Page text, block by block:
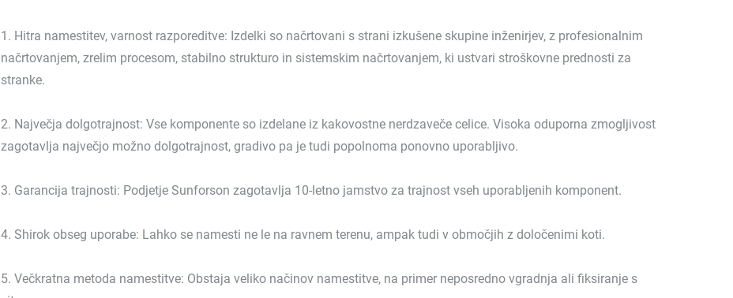
1. Hitra namestitev, varnost razporeditve: Izdelki so načrtovani s strani izkušene skupine inženirjev, z profesionalnim
načrtovanjem, zrelim procesom, stabilno strukturo in sistemskim načrtovanjem, ki ustvari stroškovne prednosti za
stranke.
2. Največja dolgotrajnost: Vse komponente so izdelane iz kakovostne nerdzaveče celice. Visoka oduporna zmogljivost
zagotavlja največjo možno dolgotrajnost, gradivo pa je tudi popolnoma ponovno uporabljivo.
3. Garancija trajnosti: Podjetje Sunforson zagotavlja 10-letno jamstvo za trajnost vseh uporabljenih komponent.
4. Shirok obseg uporabe: Lahko se namesti ne le na ravnem terenu, ampak tudi v območjih z določenimi koti.
5. Večkratna metoda namestitve: Obstaja veliko načinov namestitve, na primer neposredno vgradnja ali fiksiranje s